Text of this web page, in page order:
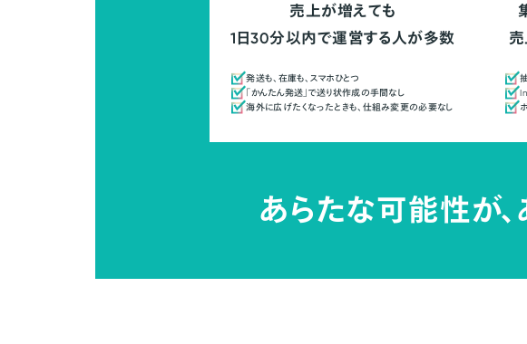
売上が増えても
1日30分以内で運営する人が多数
発送も、在庫も、スマホひとつ
「かんたん発送」で送り状作成の手間なし
海外に広げたくなったときも、仕組み変更の必要なし
あらたな可能性が、